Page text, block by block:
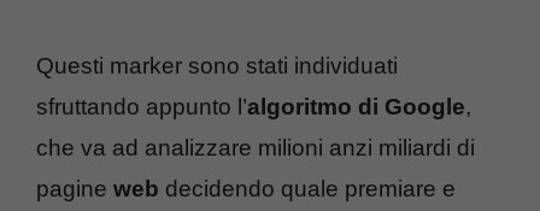
Questi marker sono stati individuati
sfruttando appunto l’algoritmo di Google,
che va ad analizzare milioni anzi miliardi di
pagine web decidendo quale premiare e